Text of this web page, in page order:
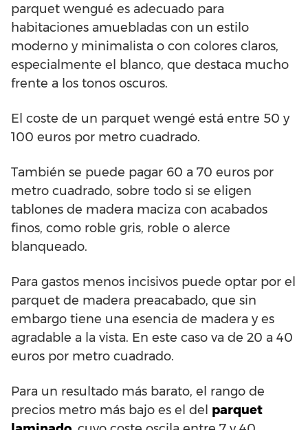
parquet wengué es adecuado para
habitaciones amuebladas con un estilo
moderno y minimalista o con colores claros,
especialmente el blanco, que destaca mucho
frente a los tonos oscuros.
El coste de un parquet wengé está entre 50 y
100 euros por metro cuadrado.
También se puede pagar 60 a 70 euros por
metro cuadrado, sobre todo si se eligen
tablones de madera maciza con acabados
finos, como roble gris, roble o alerce
blanqueado.
Para gastos menos incisivos puede optar por el
parquet de madera preacabado, que sin
embargo tiene una esencia de madera y es
agradable a la vista. En este caso va de 20 a 40
euros por metro cuadrado.
Para un resultado más barato, el rango de
precios metro más bajo es el del parquet